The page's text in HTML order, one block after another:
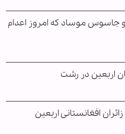
جاسوس موساد که امروز اعدام
اربعین در رشت
افغانستانی اربعین